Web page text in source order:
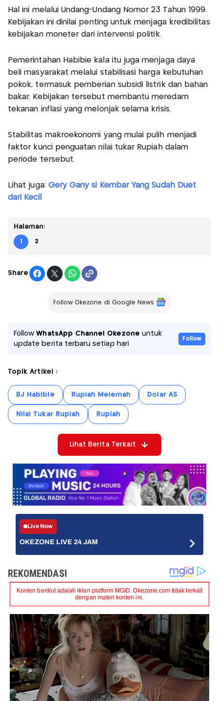
Hal ini melalui Undang-Undang Nomor 23 Tahun 1999.
Kebijakan ini dinilai penting untuk menjaga kredibilitas
kebijakan moneter dari intervensi politik.
Pemerintahan Habibie kala itu juga menjaga daya
beli masyarakat melalui stabilisasi harga kebutuhan
pokok, termasuk pemberian subsidi listrik dan bahan
bakar. Kebijakan tersebut membantu meredam
tekanan inflasi yang melonjak selama krisis.
Stabilitas makroekonomi yang mulai pulih menjadi
faktor kunci penguatan nilai tukar Rupiah dalam
periode tersebut.
Lihat juga: Gery Gany si Kembar Yang Sudah Duet
dari Kecil
Halaman:
1 2
Share
Follow Okezone di Google News
FollowWhatsApp Channel Okezone untuk
update berita terbaru setiap hari
Follow
Topik Artikel :
BJ Habibie Rupiah Melemah Dolar AS
Nilai Tukar Rupiah Rupiah
Lihat Berita Terkait
Live Now
OKEZONE LIVE 24 JAM